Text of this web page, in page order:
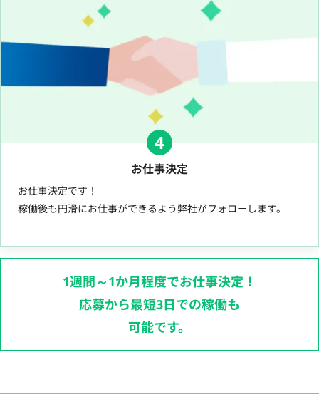
4
お仕事決定
お仕事決定です！
稼働後も円滑にお仕事ができるよう弊社がフォローします。
1週間～1か月程度でお仕事決定！
応募から最短3日での稼働も
可能です。